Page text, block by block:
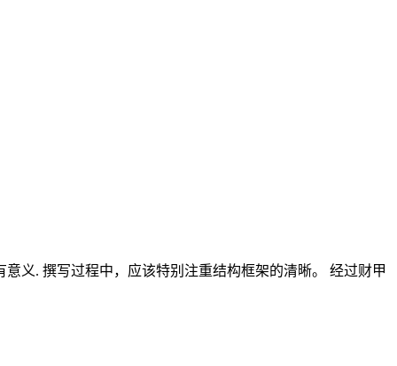
义. 撰写过程中，应该特别注重结构框架的清晰。 经过财甲